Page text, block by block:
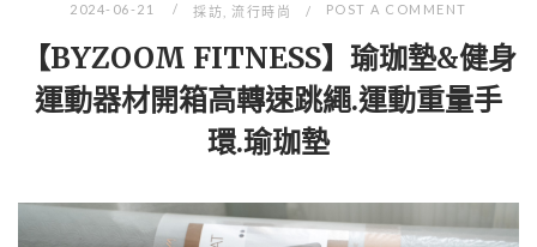
2024-06-21 採訪 ,流行時尚 POST A COMMENT
【BYZOOM FITNESS】瑜珈墊&健身
運動器材開箱高轉速跳繩.運動重量手
環.瑜珈墊